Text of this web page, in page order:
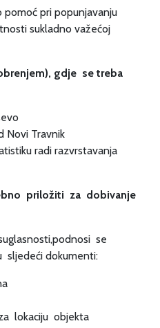
pomoć pri popunjavanju
sukladno važećoj
gdje se treba
Novi Travnik
radi razvrstavanja
priložiti za dobivanje
se
dokumenti:
lokaciju objekta